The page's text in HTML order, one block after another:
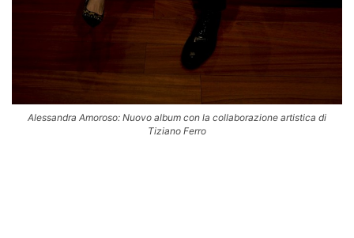
Alessandra Amoroso: Nuovo album con la collaborazione artistica di
Tiziano Ferro